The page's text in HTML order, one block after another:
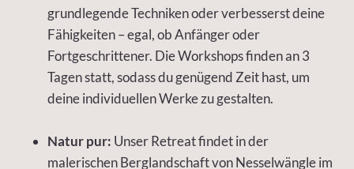
grundlegende Techniken oder verbesserst deine
Fähigkeiten – egal, ob Anfänger oder
Fortgeschrittener. Die Workshops finden an 3
Tagen statt, sodass du genügend Zeit hast, um
deine individuellen Werke zu gestalten.
Natur pur: Unser Retreat findet in der
malerischen Berglandschaft von Nesselwängle im